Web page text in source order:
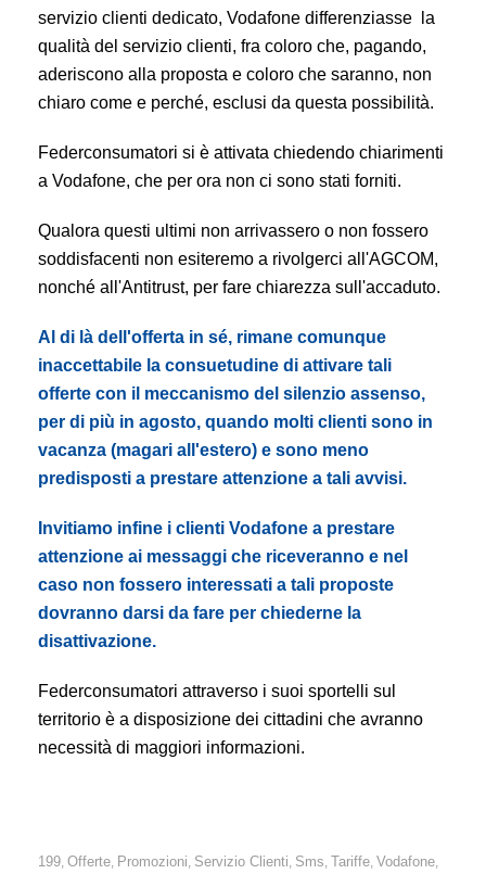
servizio clienti dedicato, Vodafone differenziasse la
qualità del servizio clienti, fra coloro che, pagando,
aderiscono alla proposta e coloro che saranno, non
chiaro come e perché, esclusi da questa possibilità.
Federconsumatori si è attivata chiedendo chiarimenti
a Vodafone, che per ora non ci sono stati forniti.
Qualora questi ultimi non arrivassero o non fossero
soddisfacenti non esiteremo a rivolgerci all'AGCOM,
nonché all'Antitrust, per fare chiarezza sull'accaduto.
Al di là dell'offerta in sé, rimane comunque
inaccettabile la consuetudine di attivare tali
offerte con il meccanismo del silenzio assenso,
per di più in agosto, quando molti clienti sono in
vacanza (magari all'estero) e sono meno
predisposti a prestare attenzione a tali avvisi.
Invitiamo infine i clienti Vodafone a prestare
attenzione ai messaggi che riceveranno e nel
caso non fossero interessati a tali proposte
dovranno darsi da fare per chiederne la
disattivazione.
Federconsumatori attraverso i suoi sportelli sul
territorio è a disposizione dei cittadini che avranno
necessità di maggiori informazioni.
199, Offerte, Promozioni, Servizio Clienti, Sms, Tariffe, Vodafone,